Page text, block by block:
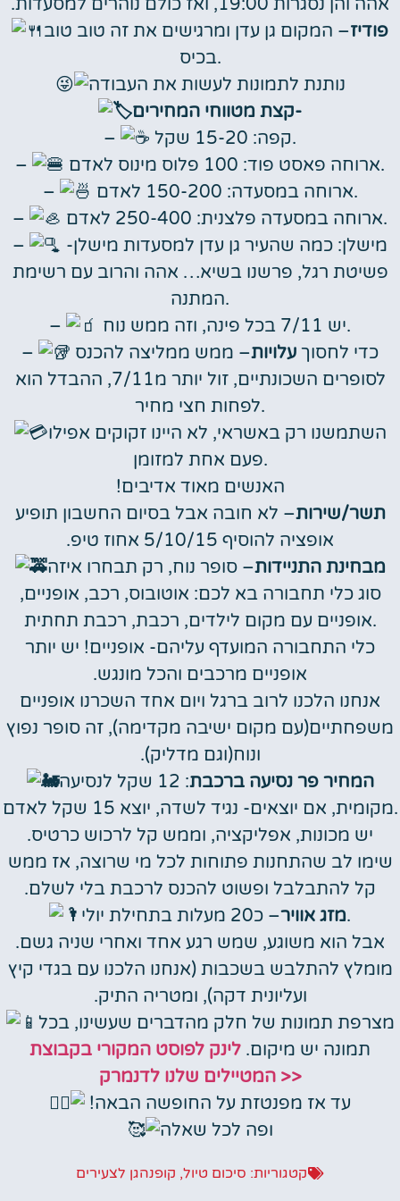
אהה והן נסגרות 19:00, ואז כולם נוהרים למסעדות.
פודיז– המקום גן עדן ומרגישים את זה טוב טוב
בכיס.
נותנת לתמונות לעשות את העבודה
קצת מטווחי המחירים-
–
קפה: 15-20 שקל.
–
ארוחה פאסט פוד: 100 פלוס מינוס לאדם.
–
ארוחה במסעדה: 150-200 לאדם.
–
ארוחה במסעדה פלצנית: 250-400 לאדם.
–
פשיטת רגל, פרשנו בשיא… אהה והרוב עם רשימת
המתנה.
–
יש 7/11 בכל פינה, וזה ממש נוח.
–
כדי לחסוך עלויות– ממש ממליצה להכנס
לסופרים השכונתיים, זול יותר מ7/11, ההבדל הוא
לפחות חצי מחיר.
השתמשנו רק באשראי, לא היינו זקוקים אפילו
פעם אחת למזומן.
האנשים מאוד אדיבים!
תשר/שירות– לא חובה אבל בסיום החשבון תופיע
אופציה להוסיף 5/10/15 אחוז טיפ.
מבחינת התניידות– סופר נוח, רק תבחרו איזה
סוג כלי תחבורה בא לכם: אוטובוס, רכב, אופניים,
אופניים עם מקום לילדים, רכבת, רכבת תחתית.
כלי התחבורה המועדף עליהם- אופניים! יש יותר
אופניים מרכבים והכל מונגש.
אנחנו הלכנו לרוב ברגל ויום אחד השכרנו אופניים
משפחתיים(עם מקום ישיבה מקדימה), זה סופר נפוץ
ונוח(וגם מדליק).
המחיר פר נסיעה ברכבת
: 12 שקל לנסיעה
מקומית, אם יוצאים- נגיד לשדה, יוצא 15 שקל לאדם.
יש מכונות, אפליקציה, וממש קל לרכוש כרטיס.
שימו לב שהתחנות פתוחות לכל מי שרוצה, אז ממש
קל להתבלבל ופשוט להכנס לרכבת בלי לשלם.
מזג אוויר– כ20 מעלות בתחילת יולי.
אבל הוא משוגע, שמש רגע אחד ואחרי שניה גשם.
מומלץ להתלבש בשכבות (אנחנו הלכנו עם בגדי קיץ
ועליונית דקה), ומטריה התיק.
מצרפת תמונות של חלק מהדברים שעשינו, בכל
תמונה יש מיקום. לינק לפוסט המקורי בקבוצת
המטיילים שלנו לדנמרק >>
עד אז מפנטזת על החופשה הבאה!
ופה לכל שאלה
קטגוריות: סיכום טיול, קופנהגן לצעירים